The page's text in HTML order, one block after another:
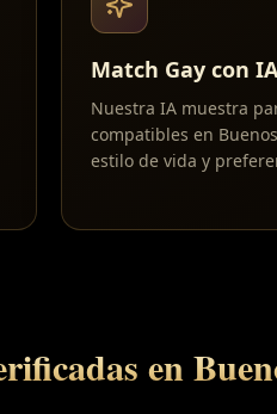
Match Gay con IA
Nuestra IA muestra
compatibles en
estilo de vida y
en